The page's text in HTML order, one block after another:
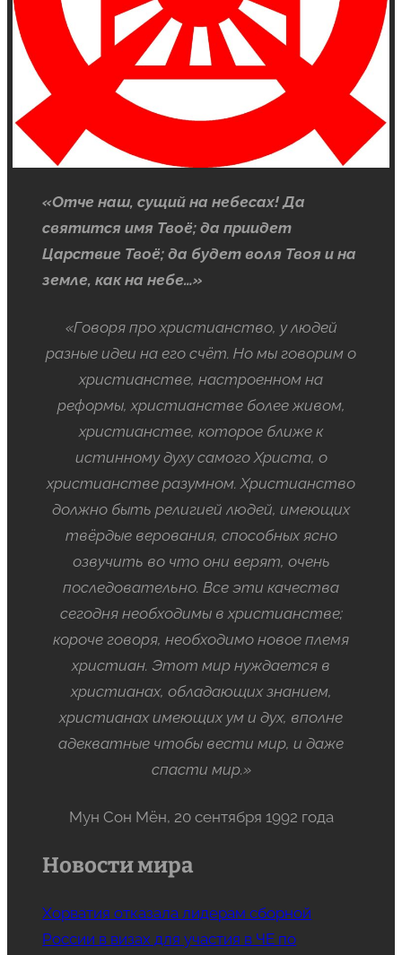
«Отче наш, сущий на небесах! Да
святится имя Твоё; да приидет
Царствие Твоё; да будет воля Твоя и на
земле, как на небе…»
«Говоря про христианство, у людей
разные идеи на его счёт. Но мы говорим о
христианстве, настроенном на
реформы, христианстве более живом,
христианстве, которое ближе к
истинному духу самого Христа, о
христианстве разумном. Христианство
должно быть религией людей, имеющих
твёрдые верования, способных ясно
озвучить во что они верят, очень
последовательно. Все эти качества
сегодня необходимы в христианстве;
короче говоря, необходимо новое племя
христиан. Этот мир нуждается в
христианах, обладающих знанием,
христианах имеющих ум и дух, вполне
адекватные чтобы вести мир, и даже
спасти мир.»
Мун Сон Мён, 20 сентября 1992 года
Новости мира
Хорватия отказала лидерам сборной
России в визах для участия в ЧЕ по